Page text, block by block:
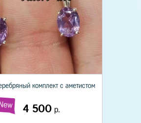
комплект с аметистом
4 500 р.